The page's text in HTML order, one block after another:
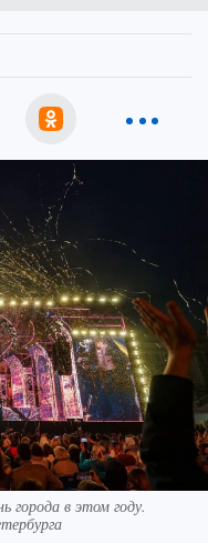
города в этом году.